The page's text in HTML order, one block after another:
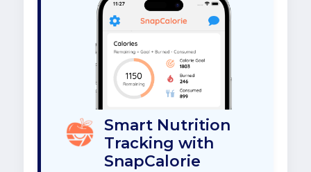
Smart Nutrition
Tracking with
SnapCalorie